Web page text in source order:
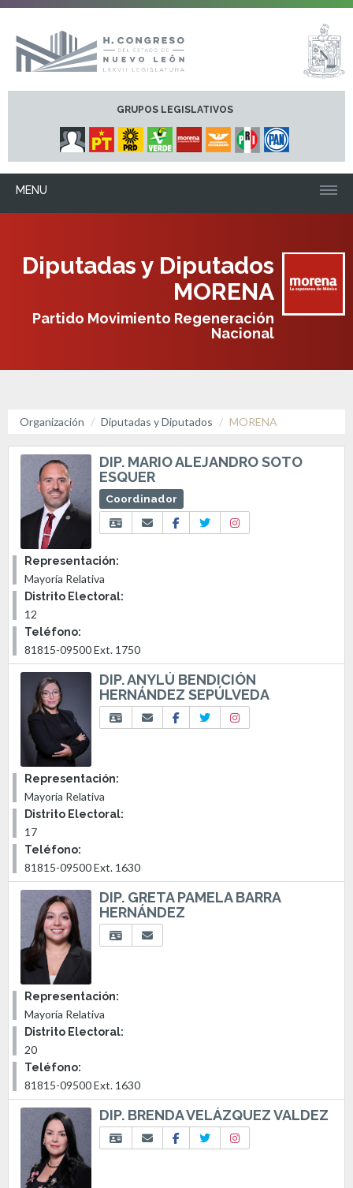
GRUPOS LEGISLATIVOS
MENU
Diputadas y Diputados
MORENA
Partido Movimiento Regeneración
Nacional
Organización Diputadas y Diputados MORENA
DIP. MARIO ALEJANDRO SOTO
ESQUER
Coordinador
Representación:
Mayoría Relativa
Distrito Electoral:
12
Teléfono:
81815-09500 Ext. 1750
DIP. ANYLÚ BENDICIÓN
HERNÁNDEZ SEPÚLVEDA
Representación:
Mayoría Relativa
Distrito Electoral:
17
Teléfono:
81815-09500 Ext. 1630
DIP. GRETA PAMELA BARRA
HERNÁNDEZ
Representación:
Mayoría Relativa
Distrito Electoral:
20
Teléfono:
81815-09500 Ext. 1630
DIP. BRENDA VELÁZQUEZ VALDEZ